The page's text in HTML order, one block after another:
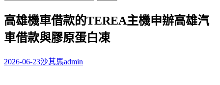
關
鍵
字:
高雄機車借款的TEREA主機申辦高雄汽
車借款與膠原蛋白凍
2026-06-23沙其馬admin